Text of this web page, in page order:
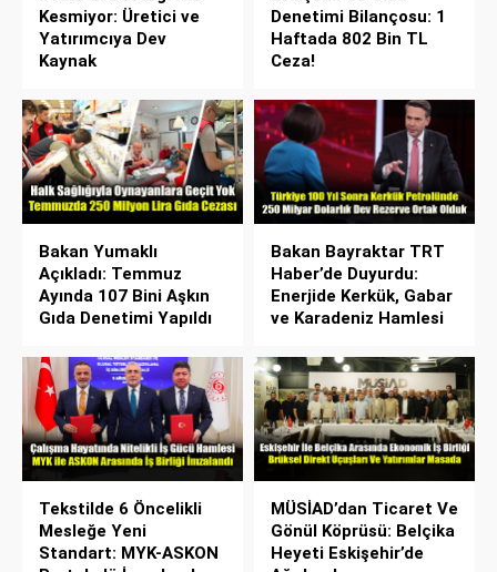
Kesmiyor: Üretici ve
Yatırımcıya Dev
Kaynak
Denetimi Bilançosu: 1
Haftada 802 Bin TL
Ceza!
Bakan Yumaklı
Açıkladı: Temmuz
Ayında 107 Bini Aşkın
Gıda Denetimi Yapıldı
Bakan Bayraktar TRT
Haber’de Duyurdu:
Enerjide Kerkük, Gabar
ve Karadeniz Hamlesi
Tekstilde 6 Öncelikli
Mesleğe Yeni
Standart: MYK-ASKON
MÜSİAD’dan Ticaret Ve
Gönül Köprüsü: Belçika
Heyeti Eskişehir’de